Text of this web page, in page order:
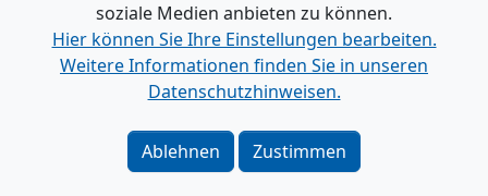
soziale Medien anbieten zu können.
Hier können Sie Ihre Einstellungen bearbeiten.
Weitere Informationen finden Sie in unseren
Datenschutzhinweisen.
Ablehnen Zustimmen